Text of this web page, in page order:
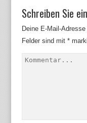
Schreiben Sie
Deine E-Mail-
Felder sind mit *